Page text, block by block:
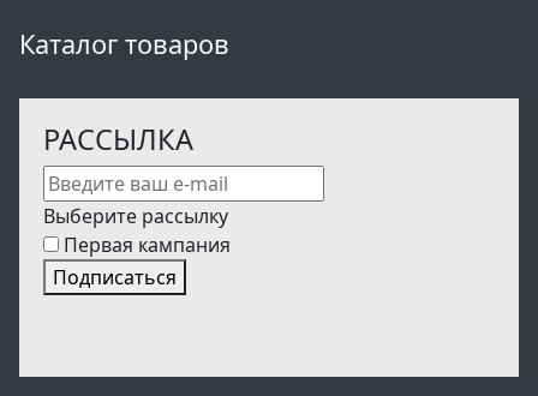
Каталог товаров
РАССЫЛКА
Выберите рассылку
Первая кампания
Подписаться